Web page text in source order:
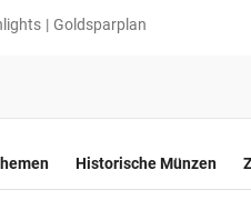
Goldsparplan
Historische Münzen